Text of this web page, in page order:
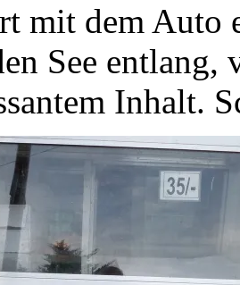
mit dem Auto
See
Inhalt.